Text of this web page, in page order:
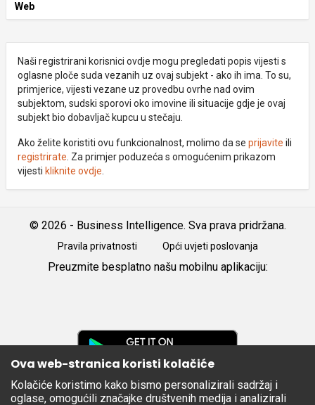
Web
Naši registrirani korisnici ovdje mogu pregledati popis vijesti s
oglasne ploče suda vezanih uz ovaj subjekt - ako ih ima. To su,
primjerice, vijesti vezane uz provedbu ovrhe nad ovim
subjektom, sudski sporovi oko imovine ili situacije gdje je ovaj
subjekt bio dobavljač kupcu u stečaju.
Ako želite koristiti ovu funkcionalnost, molimo da se prijavite ili
registrirate . Za primjer poduzeća s omogućenim prikazom
vijesti kliknite ovdje
© 2026 - Business Intelligence. Sva prava pridržana.
Pravila privatnosti Opći uvjeti poslovanja
Preuzmite besplatno našu mobilnu aplikaciju:
Apple
Ova web-stranica koristi kolačiće
Kolačiće koristimo kako bismo personalizirali sadržaj i
oglase, omogućili značajke društvenih medija i analizirali